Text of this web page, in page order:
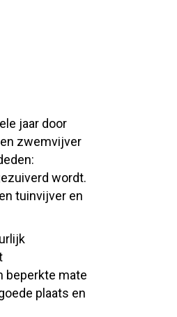
jaar door
zwemvijver
wordt.
tuinvijver en
beperkte mate
plaats en